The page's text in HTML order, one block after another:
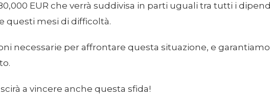
EUR che verrà suddivisa in parti uguali tra tutti i
questi mesi di difficoltà.
necessarie per affrontare questa situazione, e
a vincere anche questa sfida!